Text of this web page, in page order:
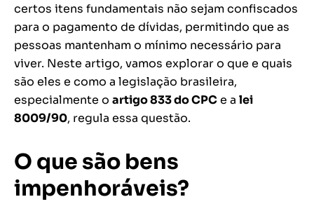
certos itens fundamentais não sejam confiscados
para o pagamento de dívidas, permitindo que as
pessoas mantenham o mínimo necessário para
viver. Neste artigo, vamos explorar o que e quais
são eles e como a legislação brasileira,
especialmente o artigo 833 do CPCe a lei
8009/90, regula essa questão.
O que são bens
impenhoráveis?